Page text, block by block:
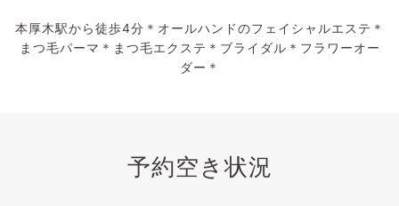
本厚木駅から徒歩4分＊オールハンドのフェイシャルエステ＊
まつ毛パーマ＊まつ毛エクステ＊ブライダル＊フラワーオー
ダー＊
予約空き状況